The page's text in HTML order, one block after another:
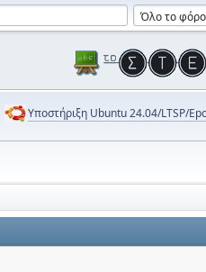
Υποστήριξη Ubuntu 24.04/LTSP/